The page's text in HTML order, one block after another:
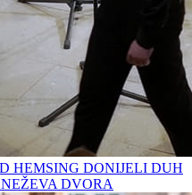
HEMSING DONIJELI DUH
DVORA